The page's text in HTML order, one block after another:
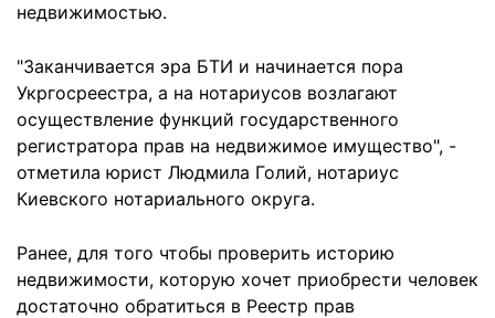
недвижимостью.
"Заканчивается эра БТИ и начинается пора
Укргосреестра, а на нотариусов возлагают
осуществление функций государственного
регистратора прав на недвижимое имущество", -
отметила юрист Людмила Голий, нотариус
Киевского нотариального округа.
Ранее, для того чтобы проверить историю
недвижимости, которую хочет приобрести человек
достаточно обратиться в Реестр прав